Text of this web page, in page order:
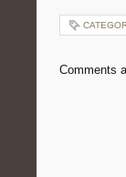
Comments